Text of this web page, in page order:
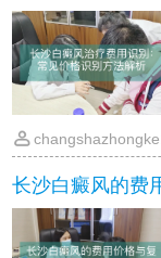
长沙白癜风的费